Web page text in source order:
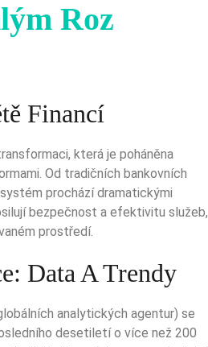
Roz
Financí
která je poháněna
Od tradičních bankovních
prochází dramatickými
bezpečnost a efektivitu služeb,
prostředí.
Data A Trendy
analytických agentur) se
desetiletí o více než 200